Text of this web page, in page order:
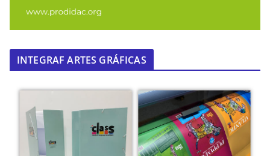
INTEGRAF ARTES GRÁFICAS